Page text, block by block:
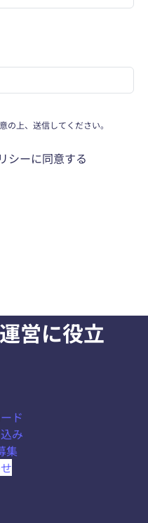
の上、送信してください。
シーに同意する
営に役立
ド
み
集